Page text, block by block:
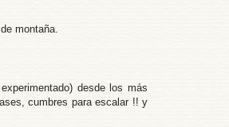
montaña.
desde los más
cumbres para escalar !! y